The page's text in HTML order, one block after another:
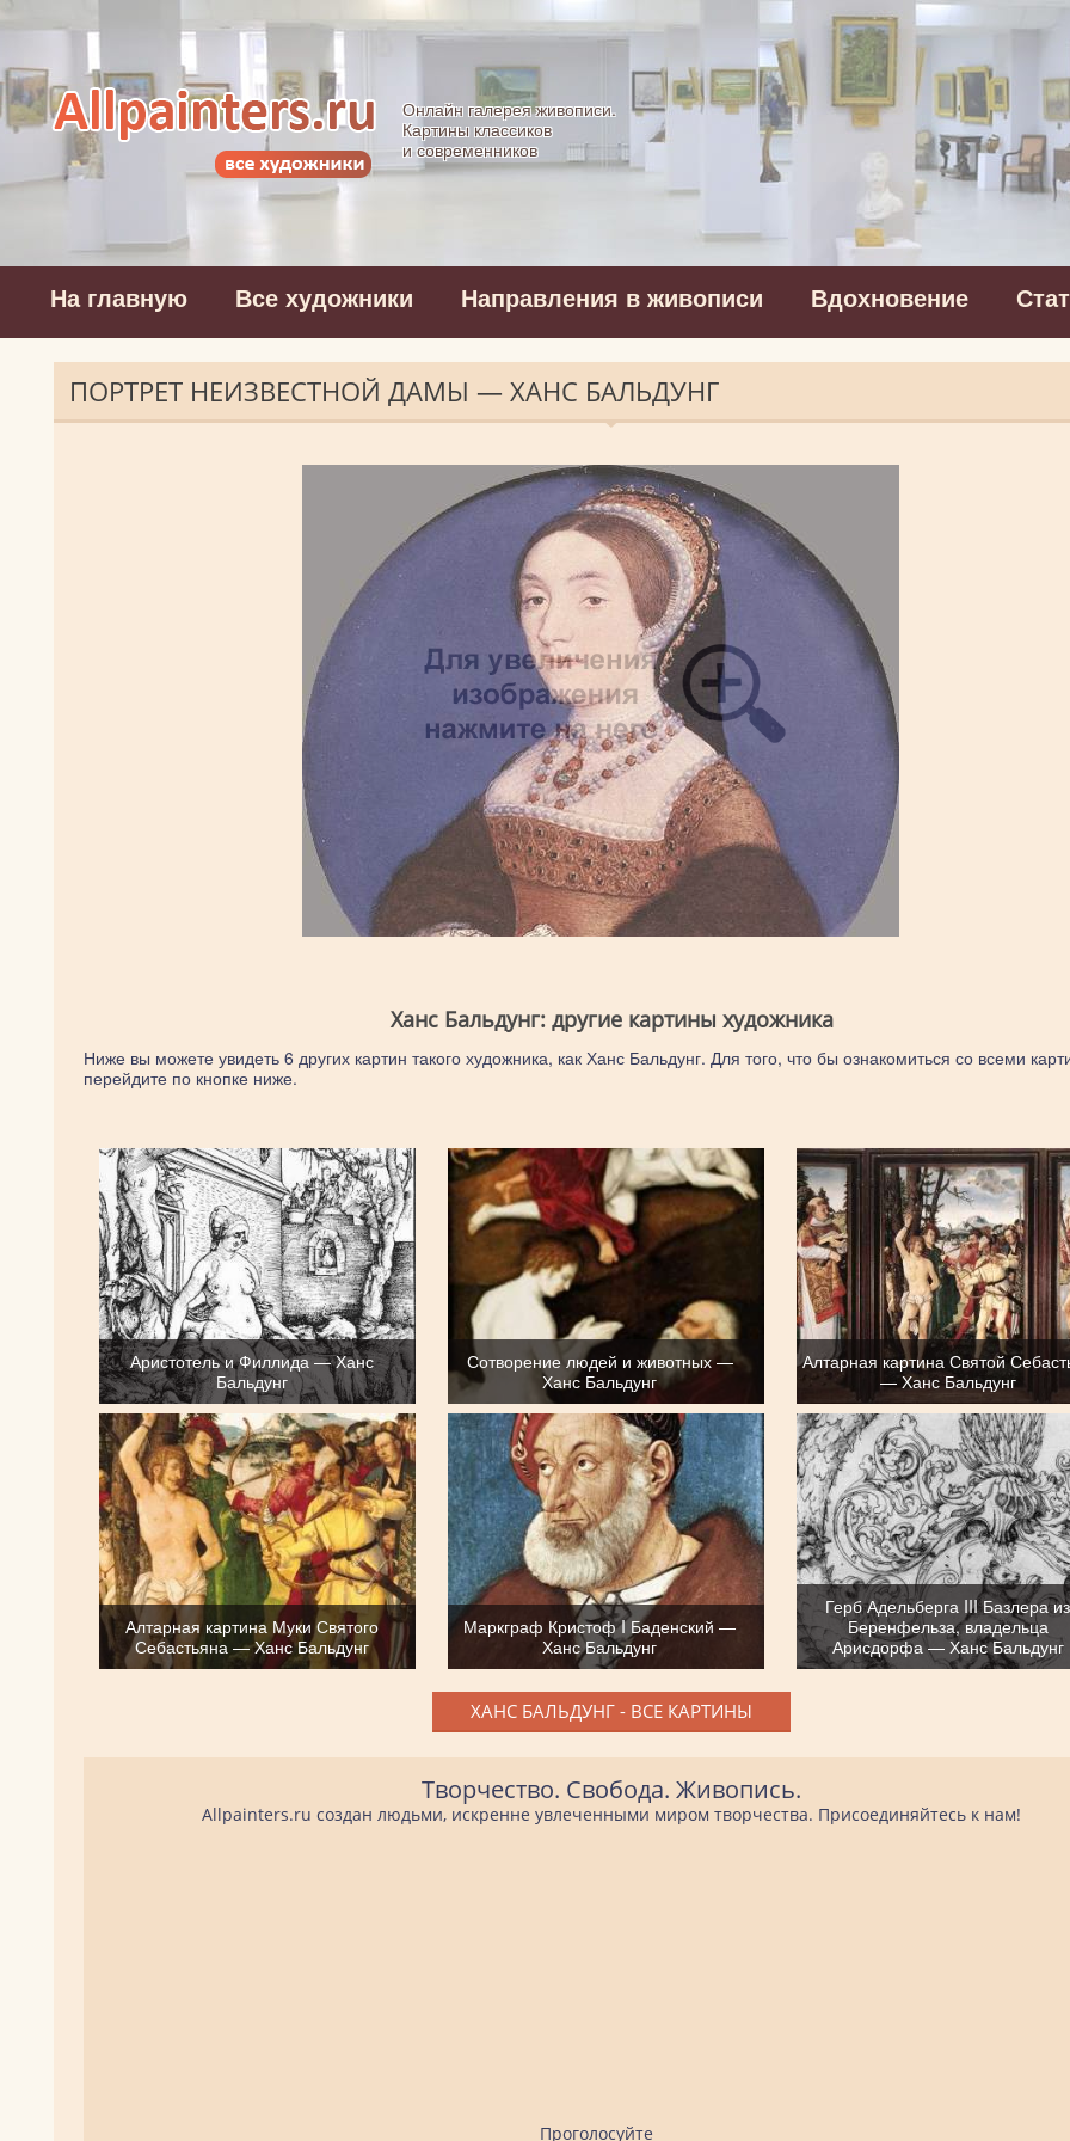
Allpainters.ru - картинная галерея
Онлайн галерея живописи.
Картины классиков
и современников
На главную Все художники Направления в живописи Вдохновение
ПОРТРЕТ НЕИЗВЕСТНОЙ ДАМЫ — ХАНС БАЛЬДУНГ
Ханс Бальдунг: другие картины художника
Ниже вы можете увидеть 6 других картин такого художника, как Ханс Бальдунг. Для того, что бы ознакомиться со всеми
перейдите по кнопке ниже.
Аристотель и Филлида — Ханс
Бальдунг
Сотворение людей и животных —
Ханс Бальдунг
Алтарная картина Святой
— Ханс Бальдунг
Алтарная картина Муки Святого
Себастьяна — Ханс Бальдунг
Маркграф Кристоф I Баденский —
Ханс Бальдунг
Герб Адельберга III Базлера из
Беренфельза, владельца
Арисдорфа — Ханс Бальдунг
ХАНС БАЛЬДУНГ - ВСЕ КАРТИНЫ
Творчество. Свобода. Живопись.
Allpainters.ru создан людьми, искренне увлеченными миром творчества. Присоединяйтесь к нам!
Проголосуйте